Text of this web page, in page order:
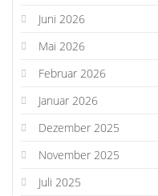
Juni 2026
Mai 2026
Februar 2026
Januar 2026
Dezember 2025
November 2025
Juli 2025